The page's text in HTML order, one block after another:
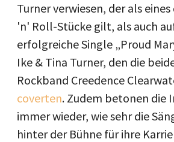
Turner verwiesen, der als
'n' Roll-Stücke gilt, als auch
erfolgreiche Single „Proud
Ike & Tina Turner, den die
Rockband Creedence
coverten. Zudem betonen die
immer wieder, wie sehr die
hinter der Bühne für ihre